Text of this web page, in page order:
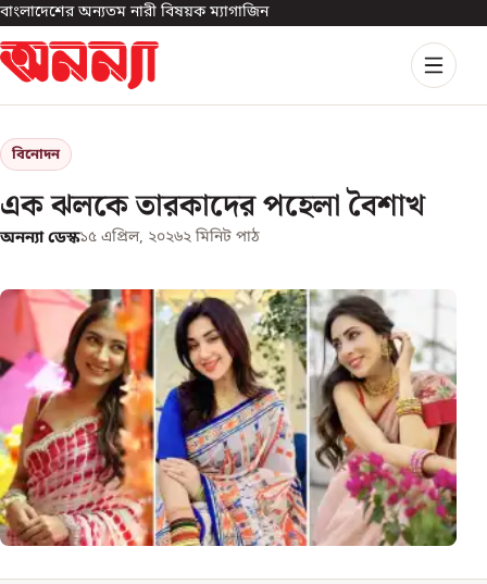
বাংলাদেশের অন্যতম নারী বিষয়ক ম্যাগাজিন
বিনোদন
এক ঝলকে তারকাদের পহেলা বৈশাখ
অনন্যা ডেস্ক১৫ এপ্রিল, ২০২৬২ মিনিট পাঠ